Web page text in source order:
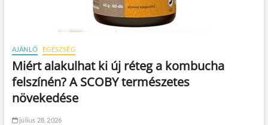
AJÁNLÓ EGÉSZSÉG
Miért alakulhat ki új réteg a kombucha
felszínén? A SCOBY természetes
növekedése
július 28, 2026